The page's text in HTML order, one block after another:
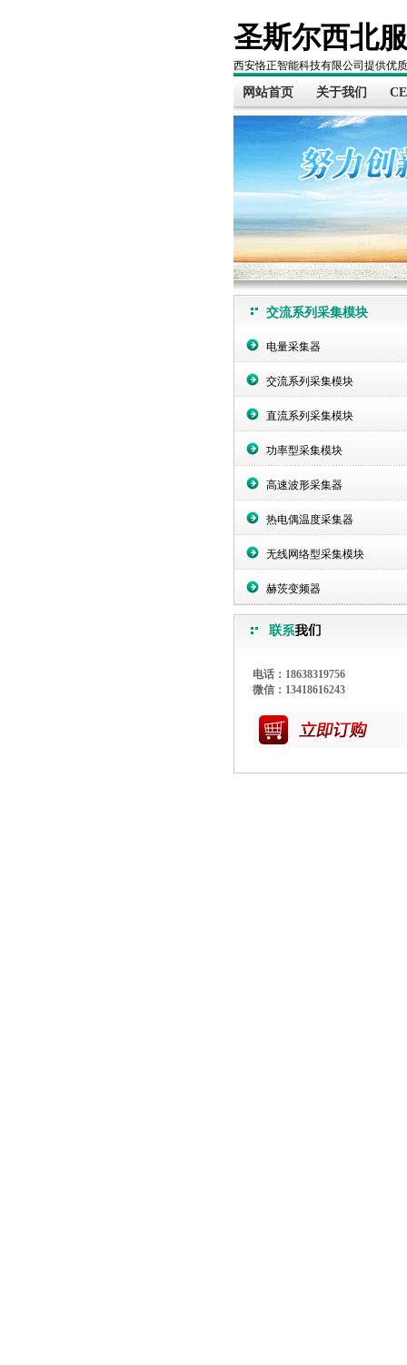
圣斯尔西北
西安恪正智能科技有限公司提供优
网站首页 关于我们
交流系列采集模块
电量采集器
交流系列采集模块
直流系列采集模块
功率型采集模块
高速波形采集器
热电偶温度采集器
无线网络型采集模块
赫茨变频器
电话：18638319756
微信：13418616243